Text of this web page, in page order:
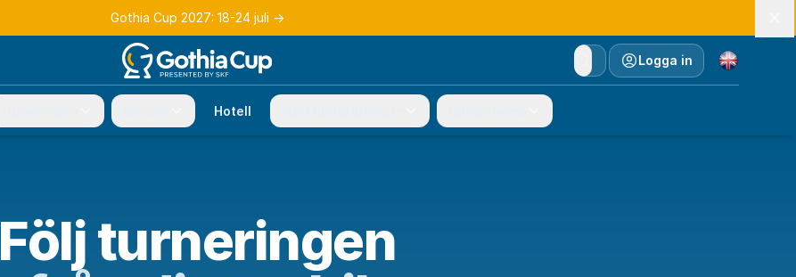
Gothia Cup 2027: 18-24 juli →
Logga in
Currency
Hotell
Följ turneringen